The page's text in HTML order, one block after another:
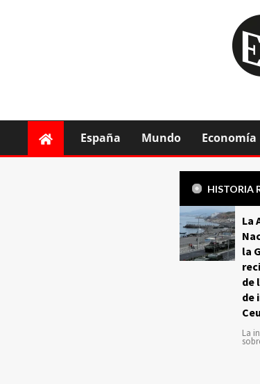
España Mundo Economía
HISTORIA
La
la
de
de
La